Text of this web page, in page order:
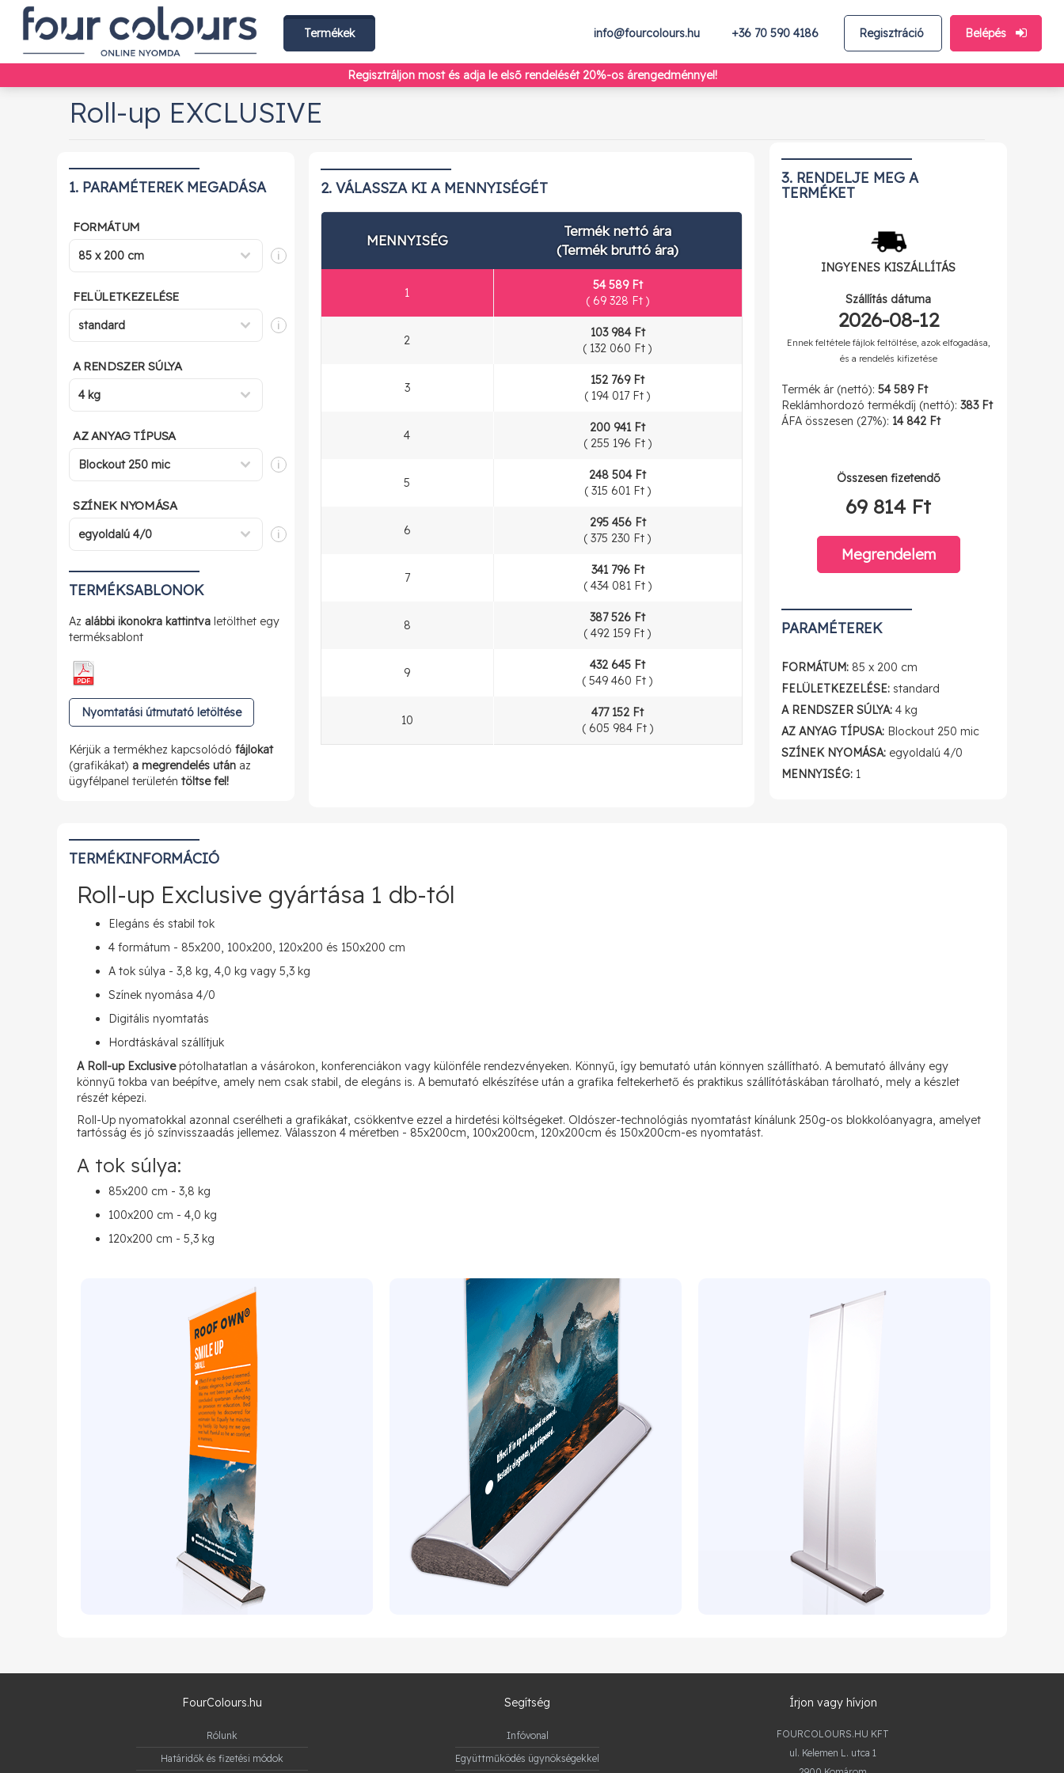
Termékek info@fourcolours.hu +36 70 590 4186 Regisztráció Belépés
Regisztráljon mostés adja le első rendelését 20%-os árengedménnyel!
Roll-up EXCLUSIVE
1. PARAMÉTEREK MEGADÁSA
FORMÁTUM
i
FELÜLETKEZELÉSE
i
A RENDSZER SÚLYA
AZ ANYAG TÍPUSA
i
SZÍNEK NYOMÁSA
i
TERMÉKSABLONOK
Az alábbi ikonokra kattintva letölthet egy
terméksablont
Nyomtatási útmutató letöltése
Kérjük a termékhez kapcsolódó fájlokat
(grafikákat) a megrendelés után az
ügyfélpanel területén töltse fel!
2. VÁLASSZA KI A MENNYISÉGÉT
MENNYISÉG
Termék nettó ára
(Termék bruttó ára)
1
54 589 Ft
( 69 328 Ft )
2
103 984 Ft
( 132 060 Ft)
3
152 769 Ft
( 194 017 Ft)
4
200 941 Ft
( 255 196 Ft )
5
248 504 Ft
( 315 601 Ft )
6
295 456 Ft
( 375 230 Ft)
7
341 796 Ft
( 434 081 Ft )
8
387 526 Ft
( 492 159 Ft)
9
432 645 Ft
( 549 460 Ft)
10
477 152 Ft
( 605 984 Ft )
3. RENDELJE MEG A
TERMÉKET
INGYENES KISZÁLLÍTÁS
Szállítás dátuma
2026-08-12
Ennek feltétele fájlok feltöltése, azok elfogadása,
és a rendelés kifizetése
Termék ár (nettó): 54 589 Ft
Reklámhordozó termékdíj (nettó): 383 Ft
ÁFA összesen (27%): 14 842 Ft
Összesen fizetendő
69 814 Ft
Megrendelem
PARAMÉTEREK
FORMÁTUM: 85 x 200 cm
FELÜLETKEZELÉSE: standard
A RENDSZER SÚLYA: 4 kg
AZ ANYAG TÍPUSA: Blockout 250 mic
SZÍNEK NYOMÁSA: egyoldalú 4/0
MENNYISÉG: 1
TERMÉKINFORMÁCIÓ
Roll-up Exclusive gyártása 1 db-tól
Elegáns és stabil tok
4 formátum - 85x200, 100x200, 120x200 és 150x200 cm
A tok súlya - 3,8 kg, 4,0 kg vagy 5,3 kg
Színek nyomása 4/0
Digitális nyomtatás
Hordtáskával szállítjuk
A Roll-up Exclusivepótolhatatlan a vásárokon, konferenciákon vagy különféle rendezvényeken. Könnyű, így bemutató után könnyen szállítható. A bemutató állvány egy
könnyű tokba van beépítve, amely nem csak stabil, de elegáns is. A bemutató elkészítése után a grafika feltekerhető és praktikus szállítótáskában tárolható, mely a készlet
részét képezi.
Roll-Up nyomatokkal azonnal cserélheti a grafikákat, csökkentve ezzel a hirdetési költségeket. Oldószer-technológiás nyomtatást kínálunk 250g-os blokkolóanyagra, amelyet
tartósság és jó színvisszaadás jellemez. Válasszon 4 méretben - 85x200cm, 100x200cm, 120x200cm és 150x200cm-es nyomtatást.
A tok súlya:
85x200 cm - 3,8 kg
100x200 cm - 4,0 kg
120x200 cm - 5,3 kg
FourColours.hu
Rólunk
Határidők és fizetési módok
Segítség
Infóvonal
Együttműködés ügynökségekkel
Írjon vagy hívjon
FOURCOLOURS.HU KFT
ul. Kelemen L. utca 1